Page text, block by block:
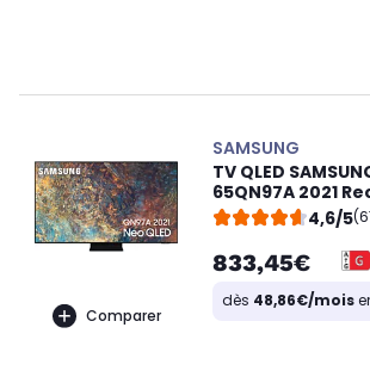
Comparer
SAMSUNG
TV QLED
65QN97A 2021
4,6/5
833,45€
dès 48,86€/mois